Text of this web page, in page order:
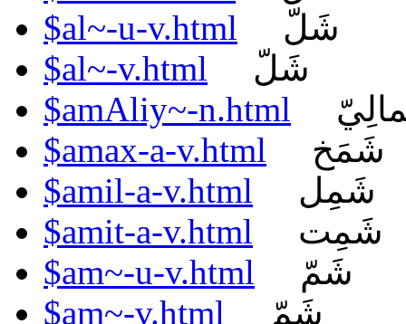
$al~-u-v.html
شَلّ
$al~-v.html
شَلّ
$amAliy~-n.html
$amax-a-v.html
شَمَخ
$amil-a-v.html
شَمِل
$amit-a-v.html
شَمِت
$am~-u-v.html
شَمّ
$am~-v.html
شَمّ